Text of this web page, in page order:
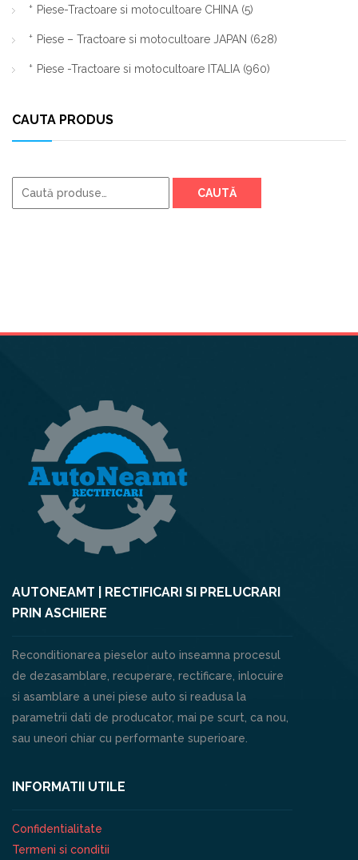
Piese-Tractoare si motocultoare CHINA (5)
Piese – Tractoare si motocultoare JAPAN (628)
Piese -Tractoare si motocultoare ITALIA (960)
CAUTA PRODUS
Caută
după:
CAUTĂ
AUTONEAMT | RECTIFICARI SI PRELUCRARI
PRIN ASCHIERE
Reconditionarea pieselor auto inseamna procesul
de dezasamblare, recuperare, rectificare, inlocuire
si asamblare a unei piese auto si readusa la
parametrii dati de producator, mai pe scurt, ca nou,
sau uneori chiar cu performante superioare.
INFORMATII UTILE
Confidentialitate
Termeni si conditii